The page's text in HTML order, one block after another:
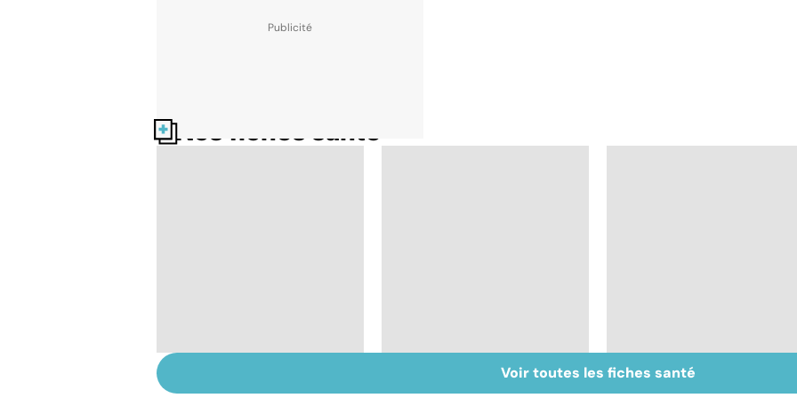
Nos fiches santé
Don de gamètes : le
Pneumothorax :
Voir toutes les fiches santé